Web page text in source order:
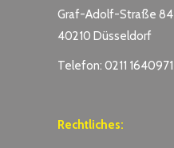
Graf-Adolf-Straße 84
40210 Düsseldorf
Telefon: 0211 1640971
Rechtliches: